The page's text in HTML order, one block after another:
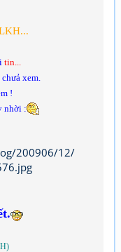
tin...
xem.
!
nhời :